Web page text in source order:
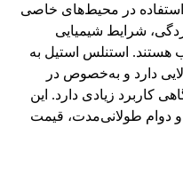
استفاده در محیط‌های خاصی
شرایط شیمیایی
هستند. استنلس استیل به
دارد و به‌خصوص در
کاربرد زیادی دارد. این
و دوام طولانی‌مدت، قیمت